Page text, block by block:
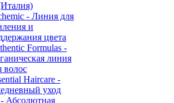
- Линия для
и
цвета
Formulas -
линия
волос
Haircare -
уход
Абсолютная